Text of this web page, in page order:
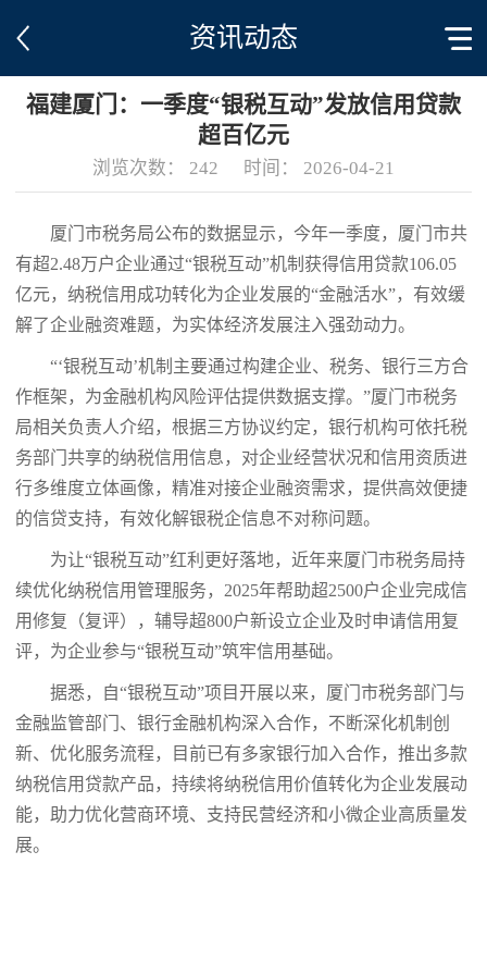
资讯动态
福建厦门：一季度“银税互动”发放信用贷款
超百亿元
浏览次数： 242 时间： 2026-04-21
厦门市税务局公布的数据显示，今年一季度，厦门市共
有超2.48万户企业通过“银税互动”机制获得信用贷款106.05
亿元，纳税信用成功转化为企业发展的“金融活水”，有效缓
解了企业融资难题，为实体经济发展注入强劲动力。
“‘银税互动’机制主要通过构建企业、税务、银行三方合
作框架，为金融机构风险评估提供数据支撑。”厦门市税务
局相关负责人介绍，根据三方协议约定，银行机构可依托税
务部门共享的纳税信用信息，对企业经营状况和信用资质进
行多维度立体画像，精准对接企业融资需求，提供高效便捷
的信贷支持，有效化解银税企信息不对称问题。
为让“银税互动”红利更好落地，近年来厦门市税务局持
续优化纳税信用管理服务，2025年帮助超2500户企业完成信
用修复（复评），辅导超800户新设立企业及时申请信用复
评，为企业参与“银税互动”筑牢信用基础。
据悉，自“银税互动”项目开展以来，厦门市税务部门与
金融监管部门、银行金融机构深入合作，不断深化机制创
新、优化服务流程，目前已有多家银行加入合作，推出多款
纳税信用贷款产品，持续将纳税信用价值转化为企业发展动
能，助力优化营商环境、支持民营经济和小微企业高质量发
展。